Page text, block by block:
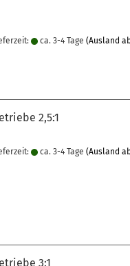
ca. 3-4 Tage (Ausland
2,5:1
ca. 3-4 Tage (Ausland
3:1